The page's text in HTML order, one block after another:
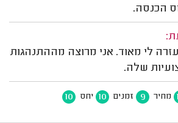
הכנסה.
לי מאוד. אני מרוצה מההתנהגות
שלה.
מחיר 9 זמנים 10 יחס 10